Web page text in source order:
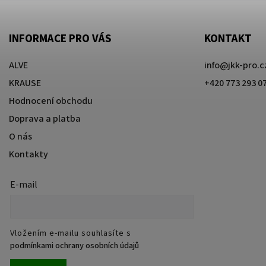
INFORMACE PRO VÁS
ALVE
KRAUSE
Hodnocení obchodu
Doprava a platba
O nás
Kontakty
KONTAKT
info@jkk-
+420 773 293
E-mail
Vložením e-mailu souhlasíte s
podmínkami ochrany osobních údajů